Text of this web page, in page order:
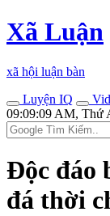
Xã Luận
xã hội luận bàn
Luyện IQ
09:09:09 AM, Thứ
Độc đáo
đá thời